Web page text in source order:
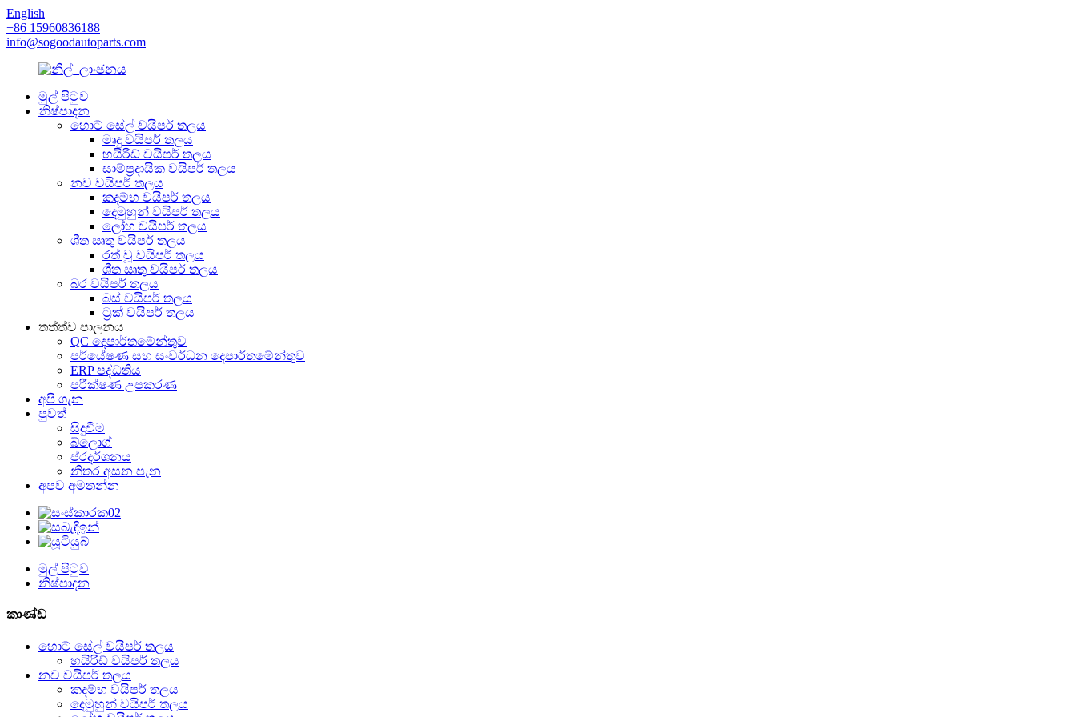
English
+86 15960836188
info@sogoodautoparts.com
මුල් පිටුව
නිෂ්පාදන
හොට් සේල් වයිපර් තලය
මෘදු වයිපර් තලය
හයිරිඩ් වයිපර් තලය
සාම්ප්‍රදායික වයිපර් තලය
නව වයිපර් තලය
කදම්භ වයිපර් තලය
දෙමුහුන් වයිපර් තලය
ලෝහ වයිපර් තලය
ශීත ඍතු වයිපර් තලය
රත් වූ වයිපර් තලය
ශීත ඍතු වයිපර් තලය
බර වයිපර් තලය
බස් වයිපර් තලය
ට්‍රක් වයිපර් තලය
තත්ත්ව පාලනය
QC දෙපාර්තමේන්තුව
පර්යේෂණ සහ සංවර්ධන දෙපාර්තමේන්තුව
ERP පද්ධතිය
පරීක්ෂණ උපකරණ
අපි ගැන
පුවත්
සිදුවීම
බ්ලොග්
ප්රදර්ශනය
නිතර අසන පැන
අපව අමතන්න
මුල් පිටුව
නිෂ්පාදන
කාණ්ඩ
හොට් සේල් වයිපර් තලය
හයිරිඩ් වයිපර් තලය
නව වයිපර් තලය
කදම්භ වයිපර් තලය
දෙමුහුන් වයිපර් තලය